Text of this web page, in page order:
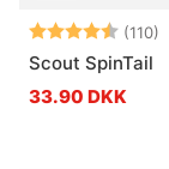
Vurdering: (110)
Scout SpinTail
33.90 DKK